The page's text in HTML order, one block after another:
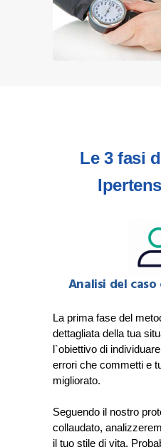
Le 3 fasi
Analisi del
La prima fase del
dettagliata della tua
l`obiettivo di
errori che commetti e
migliorato.
Seguendo il nostro
collaudato,
il tuo stile di vita.